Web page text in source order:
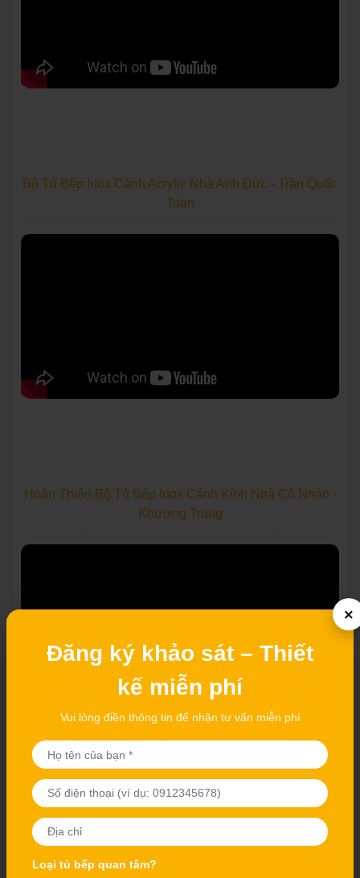
Bộ Tủ Bếp Inox Cánh Acrylic Nhà Anh Đức - Trần Quốc
Toản
Hoàn Thiện Bộ Tủ Bếp Inox Cánh Kính Nhà Cô Nhàn -
Khương Trung
Tủ bếp inox cánh Laminate - bếp xinh, bền chắc, chuẩn
×
Đăng ký khảo sát – Thiết
kế miễn phí
Vui lòng điền thông tin để nhận tư vấn miễn phí
Loại tủ bếp quan tâm?